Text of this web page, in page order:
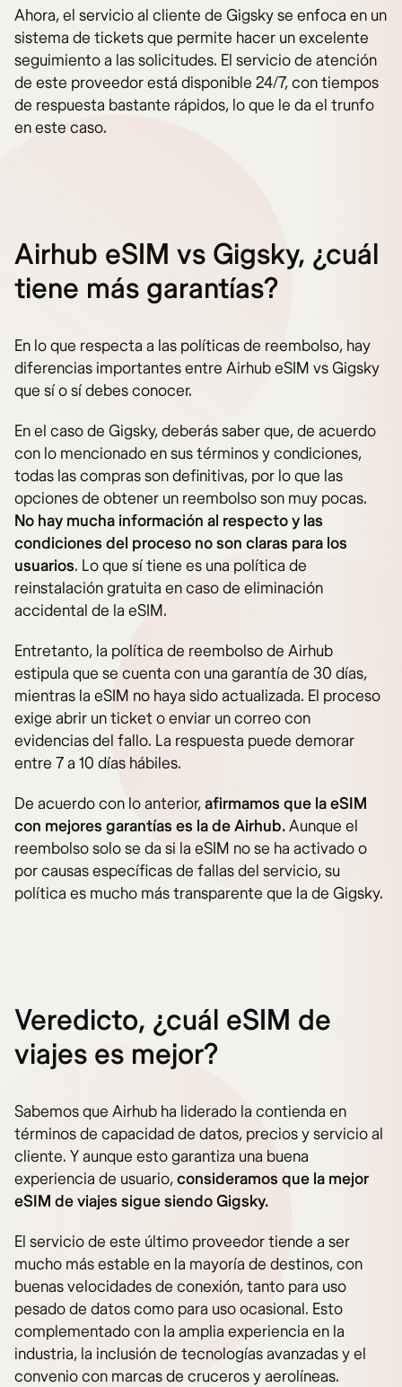
Ahora, el servicio al cliente de Gigsky se enfoca en un
sistema de tickets que permite hacer un excelente
seguimiento a las solicitudes. El servicio de atención
de este proveedor está disponible 24/7, con tiempos
de respuesta bastante rápidos, lo que le da el trunfo
en este caso.
Airhub eSIM vs Gigsky, ¿cuál
tiene más garantías?
En lo que respecta a las políticas de reembolso, hay
diferencias importantes entre Airhub eSIM vs Gigsky
que sí o sí debes conocer.
En el caso de Gigsky, deberás saber que, de acuerdo
con lo mencionado en sus términos y condiciones,
todas las compras son definitivas, por lo que las
opciones de obtener un reembolso son muy pocas.
No hay mucha información al respecto y las
condiciones del proceso no son claras para los
usuarios. Lo que sí tiene es una política de
reinstalación gratuita en caso de eliminación
accidental de la eSIM.
Entretanto, la política de reembolso de Airhub
estipula que se cuenta con una garantía de 30 días,
mientras la eSIM no haya sido actualizada. El proceso
exige abrir un ticket o enviar un correo con
evidencias del fallo. La respuesta puede demorar
entre 7 a 10 días hábiles.
De acuerdo con lo anterior,afirmamos que la eSIM
con mejores garantías es la de Airhub.Aunque el
reembolso solo se da si la eSIM no se ha activado o
por causas específicas de fallas del servicio, su
política es mucho más transparente que la de Gigsky.
Veredicto, ¿cuál eSIM de
viajes es mejor?
Sabemos que Airhub ha liderado la contienda en
términos de capacidad de datos, precios y servicio al
cliente. Y aunque esto garantiza una buena
experiencia de usuario,consideramos que la mejor
eSIM de viajes sigue siendo Gigsky.
El servicio de este último proveedor tiende a ser
mucho más estable en la mayoría de destinos, con
buenas velocidades de conexión, tanto para uso
pesado de datos como para uso ocasional. Esto
complementado con la amplia experiencia en la
industria, la inclusión de tecnologías avanzadas y el
convenio con marcas de cruceros y aerolíneas.